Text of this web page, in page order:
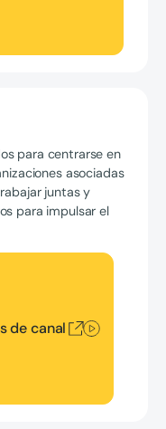
para centrarse en
asociadas
juntas y
para impulsar el
de canal